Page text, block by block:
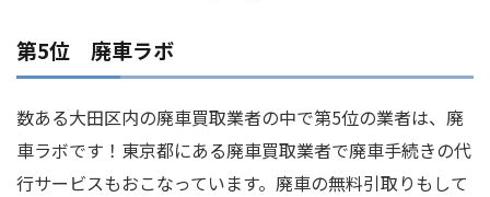
第5位 廃車ラボ
数ある大田区内の廃車買取業者の中で第5位の業者は、廃
車ラボです！東京都にある廃車買取業者で廃車手続きの代
行サービスもおこなっています。廃車の無料引取りもして